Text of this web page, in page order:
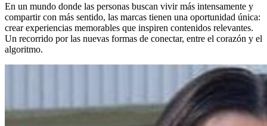
En un mundo donde las personas buscan vivir más intensamente y
compartir con más sentido, las marcas tienen una oportunidad única:
crear experiencias memorables que inspiren contenidos relevantes.
Un recorrido por las nuevas formas de conectar, entre el corazón y el
algoritmo.